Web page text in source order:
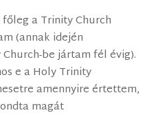
a Trinity Church
(annak idején
be jártam fél évig).
e a Holy Trinity
amennyire értettem,
magát